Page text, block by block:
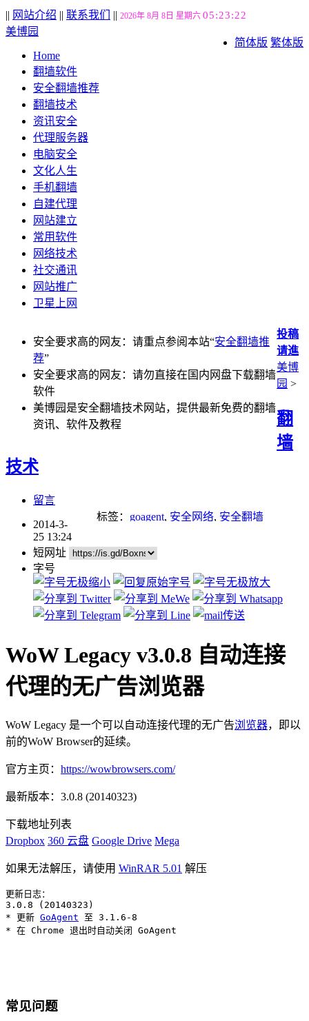
|| 网站介绍 || 联系我们 || 2026年 8月 8日 星期六 05:23:23
简体版 繁体版
美博园
Home
翻墙软件
安全翻墙推荐
翻墙技术
资讯安全
代理服务器
电脑安全
文化人生
手机翻墙
自建代理
网站建立
常用软件
网络技术
社交通讯
网站推广
卫星上网
安全要求高的网友：请重点参阅本站“安全翻墙推
荐”
安全要求高的网友：请勿直接在国内网盘下载翻墙
软件
美博园是安全翻墙技术网站，提供最新免费的翻墙
资讯、软件及教程
投稿
请進
美博
园 >
翻
墙
技术
留言
标签： goagent, 安全网络, 安全翻墙
2014-3-
25 13:24
短网址
字号
WoW Legacy v3.0.8 自动连接
代理的无广告浏览器
WoW Legacy 是一个可以自动连接代理的无广告浏览器，即以
前的WoW Browser的延续。
官方主页： https://wowbrowsers.com/
最新版本：3.0.8 (20140323)
下载地址列表
Dropbox 360 云盘 Google Drive Mega
如果无法解压，请使用 WinRAR 5.01 解压
更新日志：
3.0.8 (20140323)
* 更新 GoAgent 至 3.1.6-8
* 在 Chrome 退出时自动关闭 GoAgent
常见问题